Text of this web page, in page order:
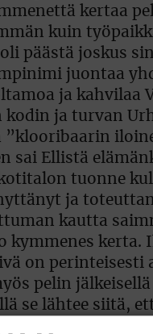
kertaa
kuin
päästä joskus
juontaa
ja kahvilaa
kodin ja turvan
sai Ellistä
tuonne
ja
kautta
kerta.
on
pelin
se lähtee siitä,
( vaatemerkki)